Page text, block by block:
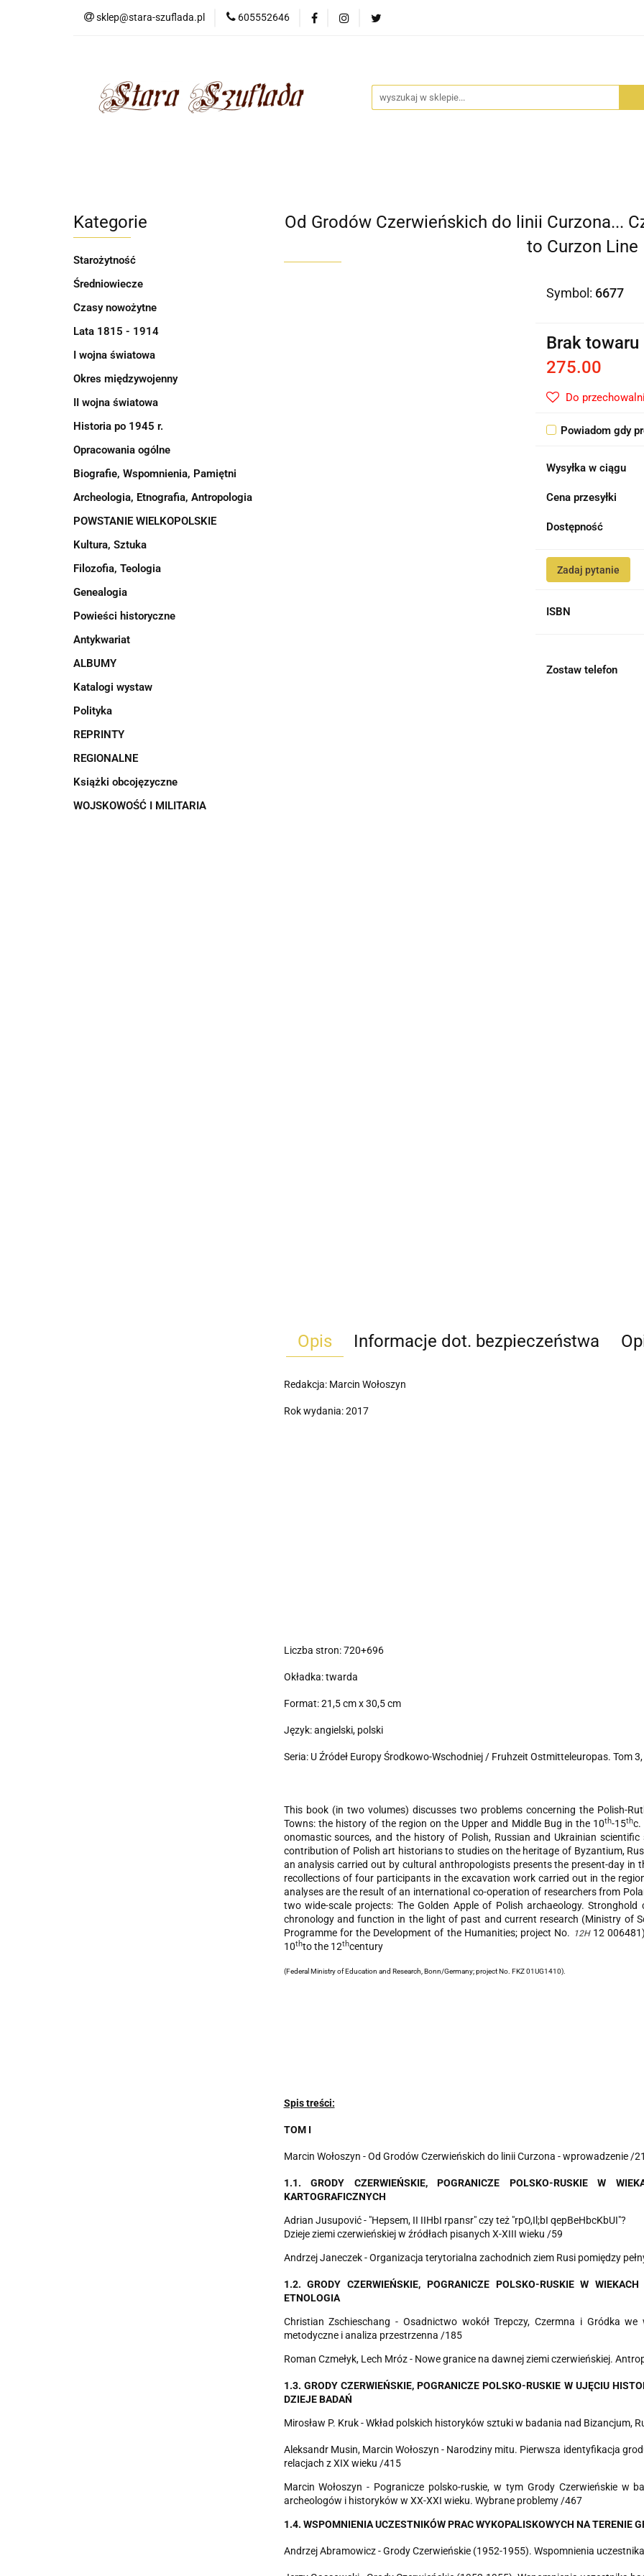
sklep@stara-szuflada.pl 605552646
NOWOŚCI STARA SZUFLADA
Kategorie
Starożytność
Średniowiecze
Czasy nowożytne
Lata 1815 - 1914
I wojna światowa
Okres międzywojenny
II wojna światowa
Historia po 1945 r.
Opracowania ogólne
Biografie, Wspomnienia, Pamiętni
Archeologia, Etnografia, Antropologia
POWSTANIE WIELKOPOLSKIE
Kultura, Sztuka
Filozofia, Teologia
Genealogia
Powieści historyczne
Antykwariat
ALBUMY
Katalogi wystaw
Polityka
REPRINTY
REGIONALNE
Książki obcojęzyczne
WOJSKOWOŚĆ I MILITARIA
Od Grodów Czerwieńskich do linii Curzona...
to Curzon Line
Symbol: 6677
Brak towaru
275.00
Do przechowalni
Powiadom gdy
Wysyłka w ciągu
Cena przesyłki
Dostępność
Zadaj pytanie
ISBN
Zostaw telefon
Opis Informacje dot. bezpieczeństwa
Redakcja: Marcin Wołoszyn
Rok wydania: 2017
Liczba stron: 720+696
Okładka: twarda
Format: 21,5 cm x 30,5 cm
Język: angielski, polski
Seria: U Źródeł Europy Środkowo-Wschodniej / Fruhzeit Ostmitteleuropas. Tom 3,
This book (in two volumes) discusses two problems concerning the Polish-
Towns: the history of the region on the Upper and Middle Bug in the 10th-15thc.
onomastic sources, and the history of Polish, Russian and Ukrainian
contribution of Polish art historians to studies on the heritage of Byzantium,
an analysis carried out by cultural anthropologists presents the present-day in
recollections of four participants in the excavation work carried out in the
analyses are the result of an international co-operation of researchers from
two wide-scale projects: The Golden Apple of Polish archaeology.
chronology and function in the light of past and current research (Ministry of
Programme for the Development of the Humanities; project No. 12H 12
10thto the 12thcentury
(Federal Ministry of Education and Research, Bonn/Germany; project No. FKZ 01UG1410).
Spis treści:
TOM I
Marcin Wołoszyn -Od Grodów Czerwieńskich do linii Curzona - wprowadzenie /21
1.1. GRODY CZERWIEŃSKIE, POGRANICZE POLSKO-RUSKIE W WIE
KARTOGRAFICZNYCH
Adrian Jusupović - "Hepsem, II IIHbI rpansr" czy też "rpO,Il;bI qepBeHbcKbUI"?
Dzieje ziemi czerwieńskiej w źródłach pisanych X-XIII wieku /59
Andrzej Janeczek-Organizacja terytorialna zachodnich ziem Rusi pomiędzy
1.2. GRODY CZERWIEŃSKIE, POGRANICZE POLSKO-RUSKIE W WIEKACH
ETNOLOGIA
Christian Zschieschang - Osadnictwo wokół Trepczy, Czermna i Gródka we
metodyczne i analiza przestrzenna /185
Roman Czmełyk, Lech Mróz - Nowe granice na dawnej ziemi czerwieńskiej.
1.3. GRODY CZERWIEŃSKIE, POGRANICZE POLSKO-RUSKIE W UJĘCIU
DZIEJE BADAŃ
Mirosław P. Kruk - Wkład polskich historyków sztuki w badania nad Bizancjum,
Aleksandr Musin, Marcin Wołoszyn - Narodziny mitu. Pierwsza identyfikacja
relacjach z XIX wieku /415
Marcin Wołoszyn - Pogranicze polsko-ruskie, w tym Grody Czerwieńskie w
archeologów i historyków w XX-XXI wieku. Wybrane problemy /467
1.4. WSPOMNIENIA UCZESTNIKÓW PRAC WYKOPALISKOWYCH NA TERENIE
Andrzej Abramowicz - Grody Czerwieńskie (1952-1955). Wspomnienia